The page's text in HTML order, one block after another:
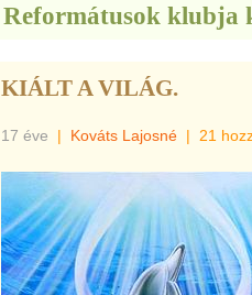
Reformátusok klubja
KIÁLT A VILÁG.
17 éve | Kováts Lajosné | 21